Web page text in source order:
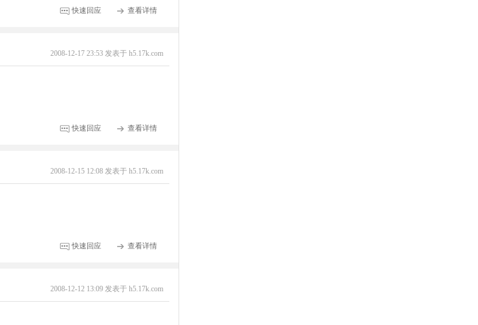
快速回应 查看详情
2008-12-17 23:53 发表于 h5.17k.com
快速回应 查看详情
2008-12-15 12:08 发表于 h5.17k.com
快速回应 查看详情
2008-12-12 13:09 发表于 h5.17k.com